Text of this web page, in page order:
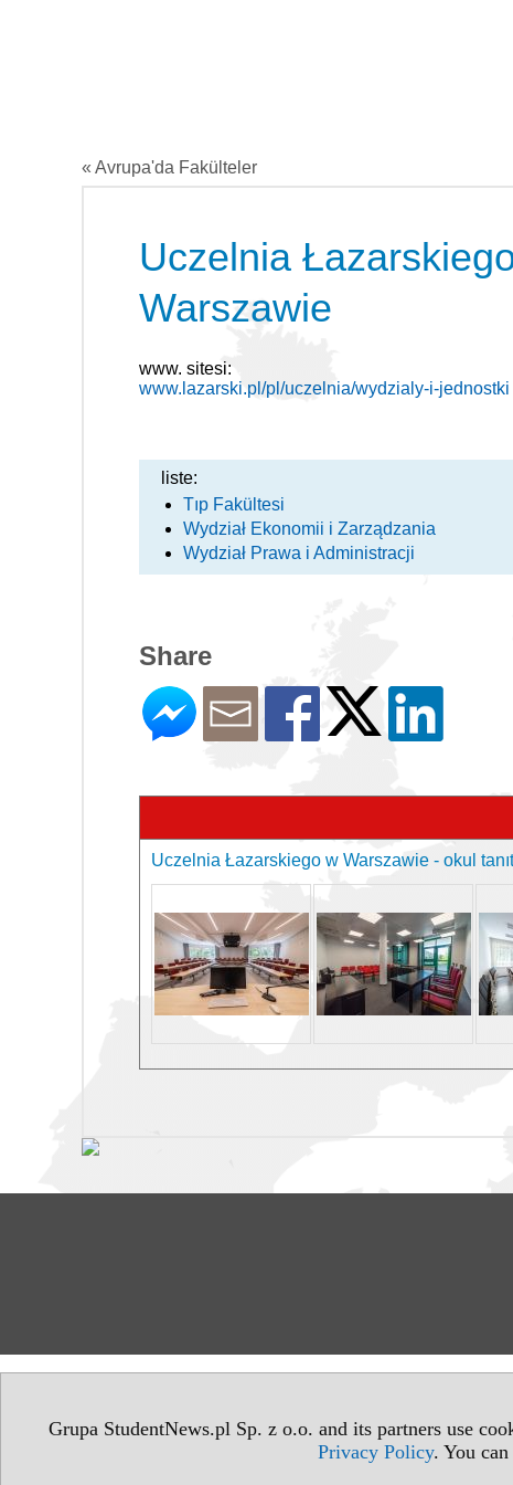
Grupa StudentNews.pl Sp. z o.o. and its partners use
Privacy Policy. You
« Avrupa'da Fakülteler
Uczelnia
Warszawie
www. sitesi:
www.lazarski.pl/pl/uczelnia/wydzialy-i-jednostki
liste:
Tıp Fakültesi
Wydział Ekonomii i Zarządzania
Wydział Prawa i Administracji
Share
Uczelnia Łazarskiego w Warszawie - okul